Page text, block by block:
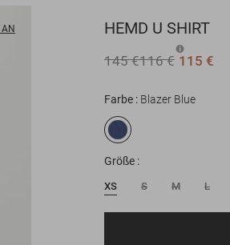
HEMD U SHIRT
145 €116 € 115 €
Farbe Blazer Blue
Größe
XS S M L